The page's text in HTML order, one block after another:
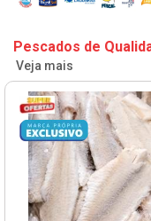
Pescados de
Veja mais